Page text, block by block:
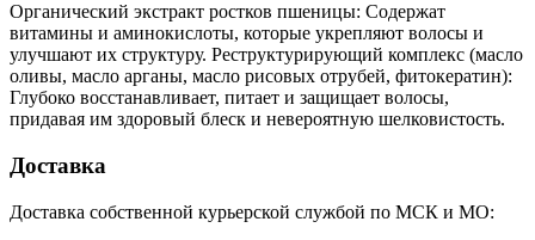
Органический экстракт ростков пшеницы: Содержат
витамины и аминокислоты, которые укрепляют волосы и
улучшают их структуру. Реструктурирующий комплекс (масло
оливы, масло арганы, масло рисовых отрубей, фитокератин):
Глубоко восстанавливает, питает и защищает волосы,
придавая им здоровый блеск и невероятную шелковистость.
Доставка
Доставка собственной курьерской службой по МСК и МО: